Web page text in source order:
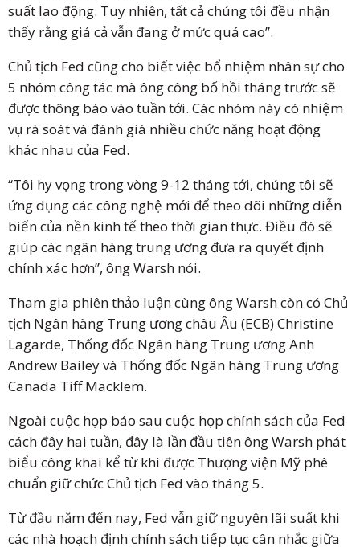
suất lao động. Tuy nhiên, tất cả chúng tôi đều nhận
thấy rằng giá cả vẫn đang ở mức quá cao”.
Chủ tịch Fed cũng cho biết việc bổ nhiệm nhân sự cho
5 nhóm công tác mà ông công bố hồi tháng trước sẽ
được thông báo vào tuần tới. Các nhóm này có nhiệm
vụ rà soát và đánh giá nhiều chức năng hoạt động
khác nhau của Fed.
“Tôi hy vọng trong vòng 9-12 tháng tới, chúng tôi sẽ
ứng dụng các công nghệ mới để theo dõi những diễn
biến của nền kinh tế theo thời gian thực. Điều đó sẽ
giúp các ngân hàng trung ương đưa ra quyết định
chính xác hơn”, ông Warsh nói.
Tham gia phiên thảo luận cùng ông Warsh còn có Chủ
tịch Ngân hàng Trung ương châu Âu (ECB) Christine
Lagarde, Thống đốc Ngân hàng Trung ương Anh
Andrew Bailey và Thống đốc Ngân hàng Trung ương
Canada Tiff Macklem.
Ngoài cuộc họp báo sau cuộc họp chính sách của Fed
cách đây hai tuần, đây là lần đầu tiên ông Warsh phát
biểu công khai kể từ khi được Thượng viện Mỹ phê
chuẩn giữ chức Chủ tịch Fed vào tháng 5.
Từ đầu năm đến nay, Fed vẫn giữ nguyên lãi suất khi
các nhà hoạch định chính sách tiếp tục cân nhắc giữa